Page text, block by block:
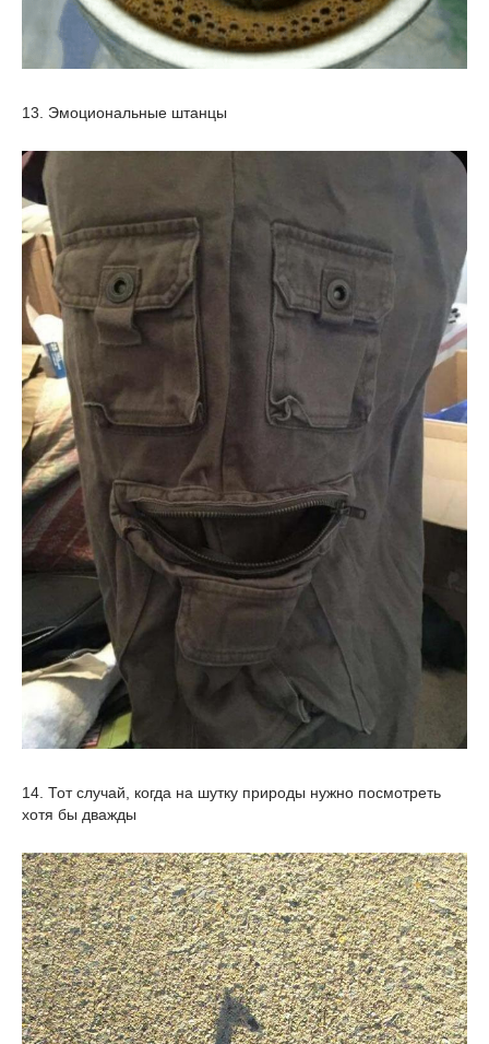
13. Эмоциональные штанцы
14. Тот случай, когда на шутку природы нужно посмотреть
хотя бы дважды